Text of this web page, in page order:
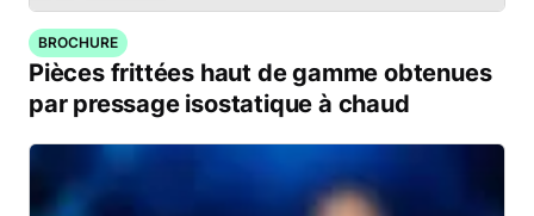
BROCHURE
Pièces frittées haut de gamme obtenues
par pressage isostatique à chaud